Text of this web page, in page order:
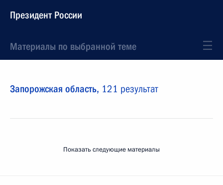
Президент России
Материалы по выбранной теме
Запорожская область, 121 результат
Показать следующие материалы